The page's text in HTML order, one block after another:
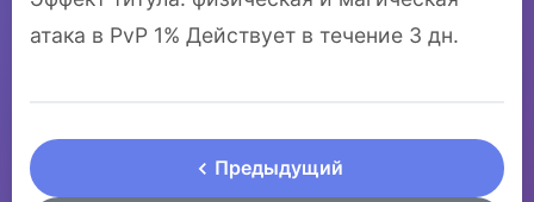
атака в PvP 1% Действует в течение 3 дн.
Предыдущий